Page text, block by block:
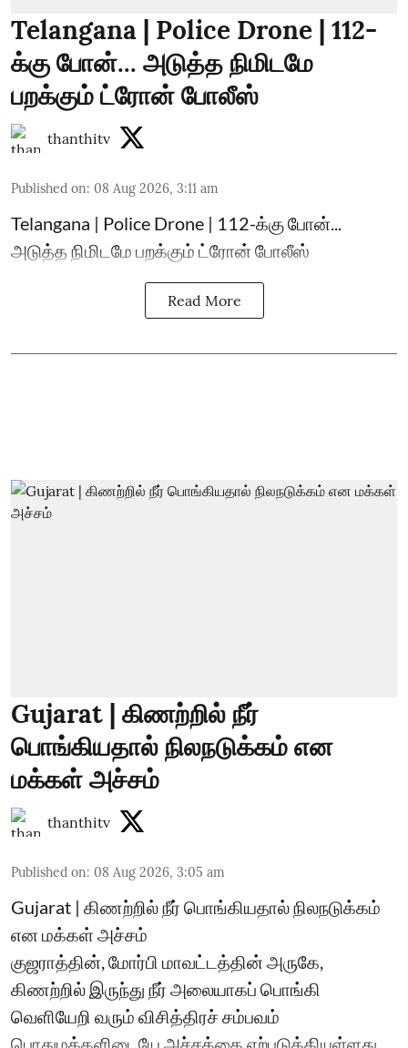
Telangana | Police Drone | 112-
க்கு போன்... அடுத்த நிமிடமே
பறக்கும் ட்ரோன் போலீஸ்
thanthitv
Published on: 08 Aug 2026, 3:11 am
Telangana | Police Drone | 112-க்கு போன்...
அடுத்த நிமிடமே பறக்கும் ட்ரோன் போலீஸ்
Read More
Gujarat | கிணற்றில் நீர்
பொங்கியதால் நிலநடுக்கம் என
மக்கள் அச்சம்
thanthitv
Published on: 08 Aug 2026, 3:05 am
Gujarat | கிணற்றில் நீர் பொங்கியதால் நிலநடுக்கம்
என மக்கள் அச்சம்
குஜராத்தின், மோர்பி மாவட்டத்தின் அருகே,
கிணற்றில் இருந்து நீர் அலையாகப் பொங்கி
வெளியேறி வரும் விசித்திரச் சம்பவம்
பொதுமக்களிடையே அச்சத்தை ஏற்படுத்தியுள்ளது